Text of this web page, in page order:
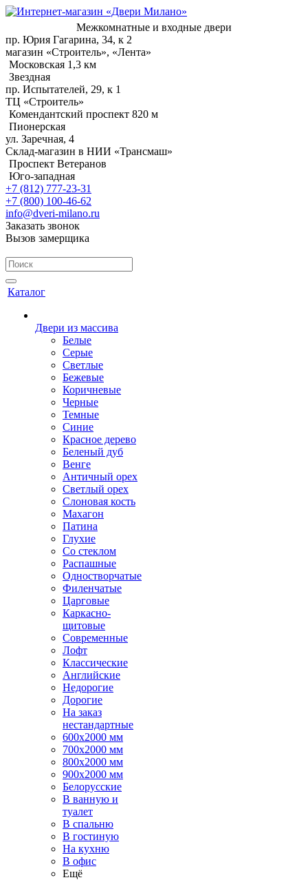
Межкомнатные и входные двери
пр. Юрия Гагарина, 34, к 2
магазин «Строитель», «Лента»
Московская 1,3 км
Звездная
пр. Испытателей, 29, к 1
ТЦ «Строитель»
Комендантский проспект 820 м
Пионерская
ул. Заречная, 4
Склад-магазин в НИИ «Трансмаш»
Проспект Ветеранов
Юго-западная
+7 (812) 777-23-31
+7 (800) 100-46-62
info@dveri-milano.ru
Заказать звонок
Вызов замерщика
Каталог
Двери из массива
Белые
Серые
Светлые
Бежевые
Коричневые
Черные
Темные
Синие
Красное дерево
Беленый дуб
Венге
Античный орех
Светлый орех
Слоновая кость
Махагон
Патина
Глухие
Со стеклом
Распашные
Одностворчатые
Филенчатые
Царговые
Каркасно-
щитовые
Современные
Лофт
Классические
Английские
Недорогие
Дорогие
На заказ
нестандартные
600х2000 мм
700х2000 мм
800х2000 мм
900х2000 мм
Белорусские
В ванную и
туалет
В спальню
В гостиную
На кухню
В офис
Ещё